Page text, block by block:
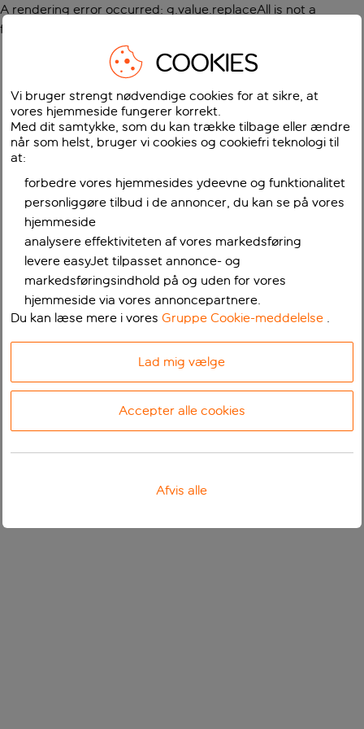
A rendering error occurred: g.value.replaceAll is not a
function
COOKIES
Vi bruger strengt nødvendige cookies for at sikre, at
vores hjemmeside fungerer korrekt.
Med dit samtykke, som du kan trække tilbage eller ændre
når som helst, bruger vi cookies og cookiefri teknologi til
at:
forbedre vores hjemmesides ydeevne og funktionalitet
personliggøre tilbud i de annoncer, du kan se på vores
hjemmeside
analysere effektiviteten af vores markedsføring
levere easyJet tilpasset annonce- og
markedsføringsindhold på og uden for vores
hjemmeside via vores annoncepartnere.
Du kan læse mere i voresGruppe Cookie-meddelelse .
Lad mig vælge
Accepter alle cookies
Afvis alle